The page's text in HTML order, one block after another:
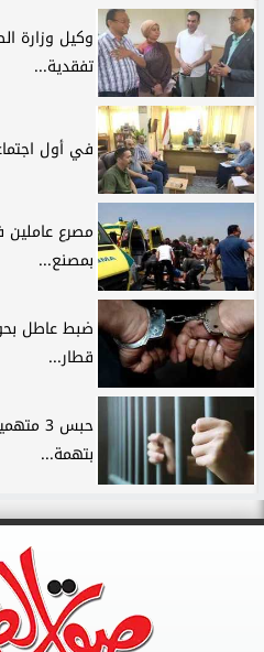
وكيل وزارة
تفقدية...
في أول
مصرع عاملين
بمصنع...
قطار...
بتهمة...